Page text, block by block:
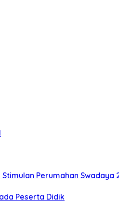
Perumahan Swadaya
Peserta Didik